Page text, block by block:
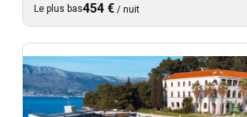
Le plus bas454 € / nuit